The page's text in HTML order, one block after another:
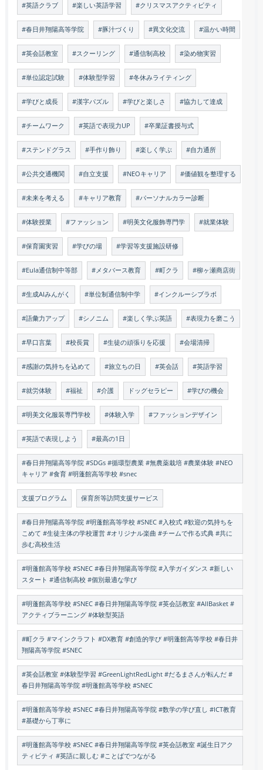
#英語クラブ #楽しい英語学習 #クリスマスアクティビティ
#春日井翔陽高等学院 #豚汁づくり #異文化交流 #温かい時間
#英会話教室 #スクーリング #通信制高校 #染め物実習
#単位認定試験 #体験型学習 #冬休みライティング
#学びと成長 #漢字パズル #学びと楽しさ #協力して達成
#チームワーク #英語で表現力UP #卒業証書授与式
#ステンドグラス #手作り飾り #楽しく学ぶ #自力通所
#公共交通機関 #自立支援 #NEOキャリア #価値観を整理する
#未来を考える #キャリア教育 #パーソナルカラー診断
#体験授業 #ファッション #明美文化服飾専門学 #就業体験
#保育園実習 #学びの場 #学習等支援施設研修
#Eula通信制中等部 #メタバース教育 #町クラ #柳ヶ瀬商店街
#生成AIみんがく #単位制通信制中学 #インクルーシブラボ
#語彙力アップ #シノニム #楽しく学ぶ英語 #表現力を磨こう
#早口言葉 #校長賞 #生徒の頑張りを応援 #会場清掃
#感謝の気持ちを込めて #旅立ちの日 #英会話 #英語学習
#就労体験 #福祉 #介護 ドッグセラピー #学びの機会
#明美文化服装専門学校 #体験入学 #ファッションデザイン
#英語で表現しよう #最高の1日
#春日井翔陽高等学院 #SDGs #循環型農業 #無農薬栽培 #農業体験 #NEO
キャリア #食育 #明蓬館高等学校 #snec
支援プログラム 保育所等訪問支援サービス
#春日井翔陽高等学院 #明蓬館高等学校 #SNEC #入校式 #歓迎の気持ちを
こめて #生徒主体の学校運営 #オリジナル楽曲 #チームで作る式典 #共に
歩む高校生活
#明蓬館高等学校 #SNEC #春日井翔陽高等学院 #入学ガイダンス #新しい
スタート #通信制高校 #個別最適な学び
#明蓬館高等学校 #SNEC #春日井翔陽高等学院 #英会話教室 #AllBasket #
アクティブラーニング #体験型英語
#町クラ #マインクラフト #DX教育 #創造的学び #明蓬館高等学校 #春日井
翔陽高等学院 #SNEC
#英会話教室 #体験型学習 #GreenLightRedLight #だるまさんが転んだ #
春日井翔陽高等学院 #明蓬館高等学校 #SNEC
#明蓬館高等学校 #SNEC #春日井翔陽高等学院 #数学の学び直し #ICT教育
#基礎から丁寧に
#明蓬館高等学校 #SNEC #春日井翔陽高等学院 #英会話教室 #誕生日アク
ティビティ #英語に親しむ #ことばでつながる